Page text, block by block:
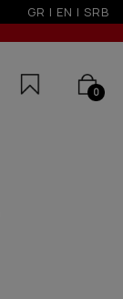
GR | EN | SRB
0